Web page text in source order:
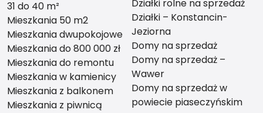
31 do 40 m²
Mieszkania 50 m2
Mieszkania dwupokojowe
Mieszkania do 800 000 zł
Mieszkania do remontu
Mieszkania w kamienicy
Mieszkania z balkonem
Mieszkania z piwnicą
Działki rolne na sprzedaż
Działki – Konstancin-
Jeziorna
Domy na sprzedaż
Domy na sprzedaż –
Wawer
Domy na sprzedaż w
powiecie piaseczyńskim